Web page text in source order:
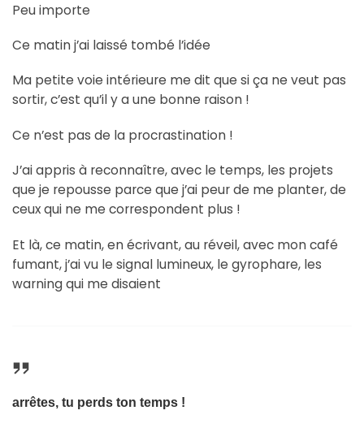
Peu importe
Ce matin j’ai laissé tombé l’idée
Ma petite voie intérieure me dit que si ça ne veut pas
sortir, c’est qu’il y a une bonne raison !
Ce n’est pas de la procrastination !
J’ai appris à reconnaître, avec le temps, les projets
que je repousse parce que j’ai peur de me planter, de
ceux qui ne me correspondent plus !
Et là, ce matin, en écrivant, au réveil, avec mon café
fumant, j’ai vu le signal lumineux, le gyrophare, les
warning qui me disaient
arrêtes, tu perds ton temps !